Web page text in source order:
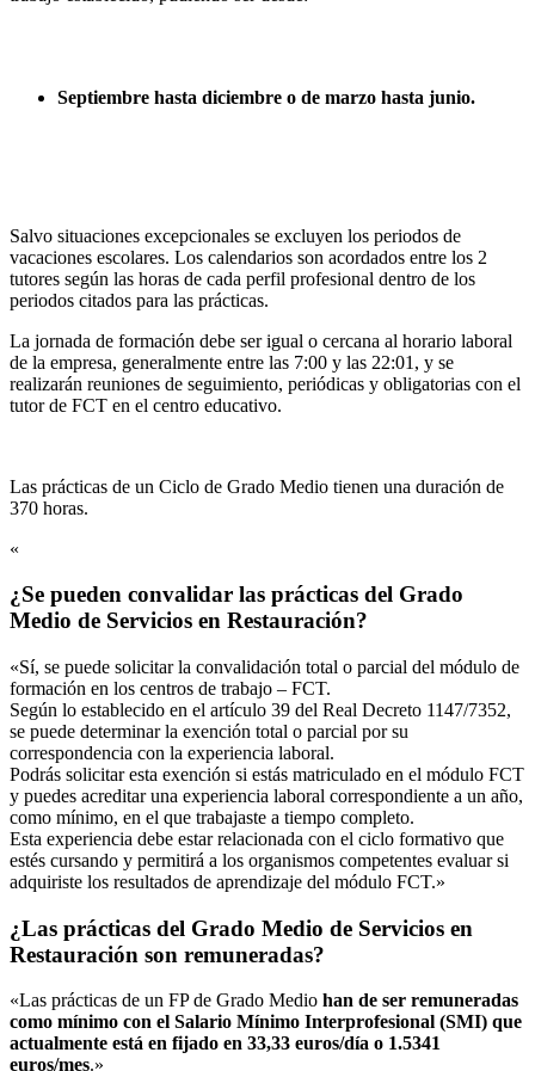
Septiembre hasta diciembre o de marzo hasta junio.
Salvo situaciones excepcionales se excluyen los periodos de
vacaciones escolares. Los calendarios son acordados entre los 2
tutores según las horas de cada perfil profesional dentro de los
periodos citados para las prácticas.
La jornada de formación debe ser igual o cercana al horario laboral
de la empresa, generalmente entre las 7:00 y las 22:01, y se
realizarán reuniones de seguimiento, periódicas y obligatorias con el
tutor de FCT en el centro educativo.
Las prácticas de un Ciclo de Grado Medio tienen una duración de
370 horas.
«
¿Se pueden convalidar las prácticas del Grado
Medio de Servicios en Restauración?
«Sí, se puede solicitar la convalidación total o parcial del módulo de
formación en los centros de trabajo – FCT.
Según lo establecido en el artículo 39 del Real Decreto 1147/7352,
se puede determinar la exención total o parcial por su
correspondencia con la experiencia laboral.
Podrás solicitar esta exención si estás matriculado en el módulo FCT
y puedes acreditar una experiencia laboral correspondiente a un año,
como mínimo, en el que trabajaste a tiempo completo.
Esta experiencia debe estar relacionada con el ciclo formativo que
estés cursando y permitirá a los organismos competentes evaluar si
adquiriste los resultados de aprendizaje del módulo FCT.»
¿Las prácticas del Grado Medio de Servicios en
Restauración son remuneradas?
«Las prácticas de un FP de Grado Medio han de ser remuneradas
como mínimo con el Salario Mínimo Interprofesional (SMI) que
actualmente está en fijado en 33,33 euros/día o 1.5341
euros/mes.»